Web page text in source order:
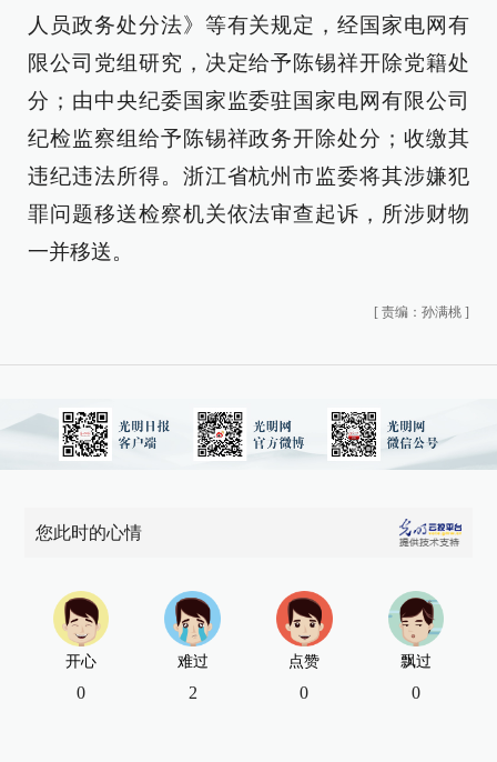
人员政务处分法》等有关规定，经国家电网有
限公司党组研究，决定给予陈锡祥开除党籍处
分；由中央纪委国家监委驻国家电网有限公司
纪检监察组给予陈锡祥政务开除处分；收缴其
违纪违法所得。浙江省杭州市监委将其涉嫌犯
罪问题移送检察机关依法审查起诉，所涉财物
一并移送。
[ 责编：孙满桃 ]
您此时的心情
开心
0
难过
2
点赞
0
飘过
0